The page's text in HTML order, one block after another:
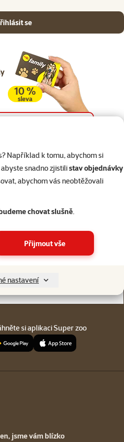
Například k tomu, abychom si
abyste snadno zjistilistav objednávky
abychom vás neobtěžovali
chovat slušně.
Přijmout vše
nastavení
se
10 %
sleva
321 000 180
jsme vám blízko
si aplikaci Super zoo
jsme vám blízko